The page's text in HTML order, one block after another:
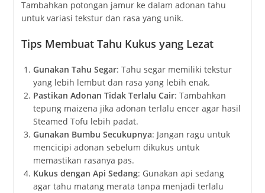
Tambahkan potongan jamur ke dalam adonan tahu
untuk variasi tekstur dan rasa yang unik.
Tips Membuat Tahu Kukus yang Lezat
Gunakan Tahu Segar: Tahu segar memiliki tekstur
yang lebih lembut dan rasa yang lebih enak.
Pastikan Adonan Tidak Terlalu Cair: Tambahkan
tepung maizena jika adonan terlalu encer agar hasil
Steamed Tofu lebih padat.
Gunakan Bumbu Secukupnya: Jangan ragu untuk
mencicipi adonan sebelum dikukus untuk
memastikan rasanya pas.
Kukus dengan Api Sedang: Gunakan api sedang
agar tahu matang merata tanpa menjadi terlalu